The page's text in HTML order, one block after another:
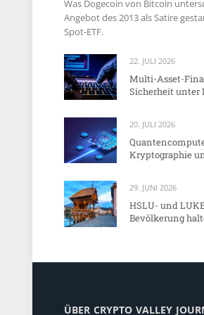
Was Dogecoin von Bitcoin
Angebot des 2013 als Satire
Spot-ETF.
22. JULI 2026
Multi-Asset-
Sicherheit unter
20. JULI 2026
Kryptographie
29. JUNI 2026
HSLU- und
Bevölkerung
ÜBER CRYPTO VALLEY